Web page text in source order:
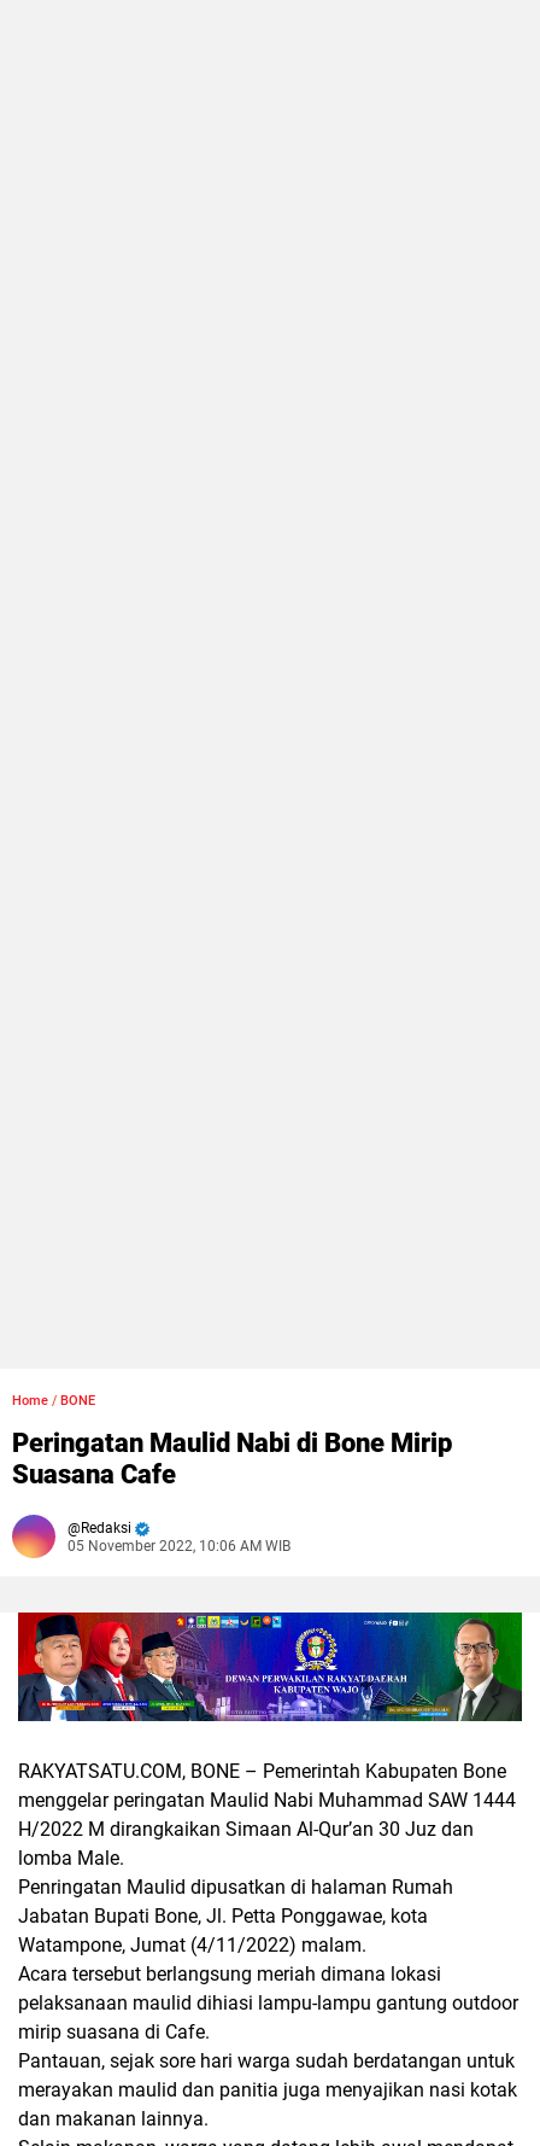
Home / BONE
Peringatan Maulid Nabi di Bone Mirip
Suasana Cafe
Redaksi
05 November 2022, 10:06 AM WIB
RAKYATSATU.COM, BONE – Pemerintah Kabupaten Bone
menggelar peringatan Maulid Nabi Muhammad SAW 1444
H/2022 M dirangkaikan Simaan Al-Qur’an 30 Juz dan
lomba Male.
Penringatan Maulid dipusatkan di halaman Rumah
Jabatan Bupati Bone, Jl. Petta Ponggawae, kota
Watampone, Jumat (4/11/2022) malam.
Acara tersebut berlangsung meriah dimana lokasi
pelaksanaan maulid dihiasi lampu-lampu gantung outdoor
mirip suasana di Cafe.
Pantauan, sejak sore hari warga sudah berdatangan untuk
merayakan maulid dan panitia juga menyajikan nasi kotak
dan makanan lainnya.